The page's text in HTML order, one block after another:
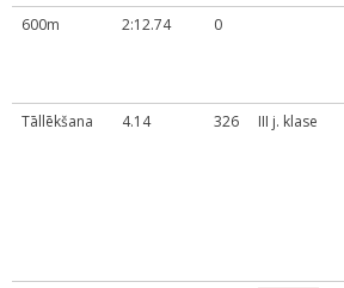
600m
2:12.74 0
Tāllēkšana
4.14 326 III j. klase